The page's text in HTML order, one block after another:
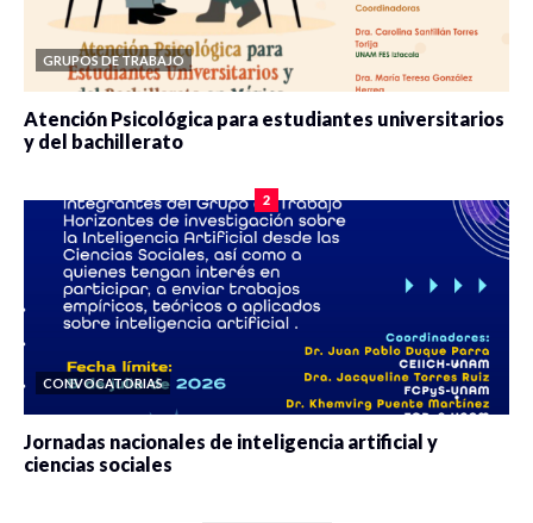
GRUPOS DE TRABAJO
Atención Psicológica para estudiantes universitarios
y del bachillerato
2
CONVOCATORIAS
Jornadas nacionales de inteligencia artificial y
ciencias sociales